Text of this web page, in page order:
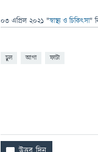
03 এপ্রিল 2021 "স্বাস্থ্য ও চিকিৎসা"
চুল আগা ফাটা